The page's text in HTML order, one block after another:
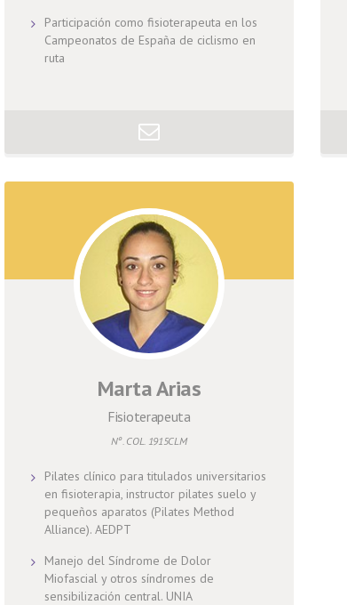
Participación como fisioterapeuta en los
Campeonatos de España de ciclismo en
ruta
Marta Arias
Fisioterapeuta
Nº. COL. 1915CLM
Pilates clínico para titulados universitarios
en fisioterapia, instructor pilates suelo y
pequeños aparatos (Pilates Method
Alliance). AEDPT
Manejo del Síndrome de Dolor
Miofascial y otros síndromes de
sensibilización central. UNIA